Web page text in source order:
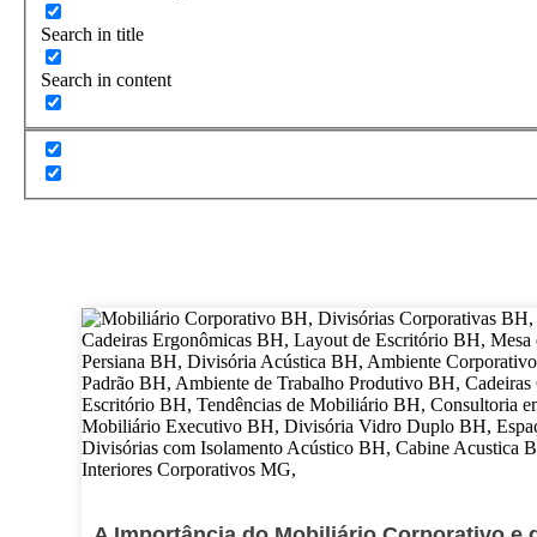
Search in title
Search in content